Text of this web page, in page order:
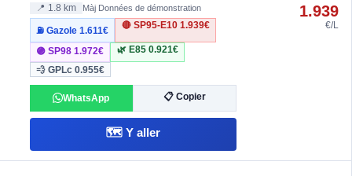
📍 1.8 km Màj Données de démonstration
⛽ Gazole1.611€
🔴 SP95-E10 1.939€
🟣 SP981.972€ 🌿 E85 0.921€
💨 GPLc0.955€
WhatsApp 📋 Copier
🗺️ Y aller
1.939
€/L